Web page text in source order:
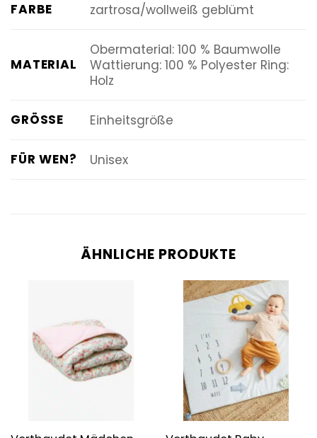
FARBE zartrosa/wollweiß geblümt
MATERIAL
Obermaterial: 100 % Baumwolle
Wattierung: 100 % Polyester Ring:
Holz
GRÖSSE Einheitsgröße
FÜR WEN? Unisex
ÄHNLICHE PRODUKTE